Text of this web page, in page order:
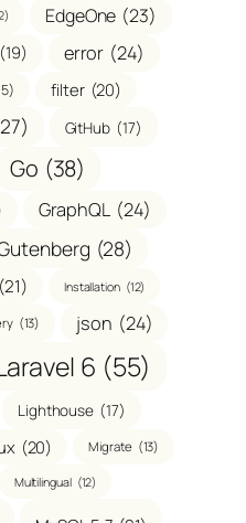
EdgeOne (23)
(19) error (24)
filter (20)
GitHub (17)
Go (38)
GraphQL (24)
(28)
(21) Installation (12)
(13) json (24)
6 (55)
Lighthouse (17)
(20) Migrate (13)
Multilingual (12)